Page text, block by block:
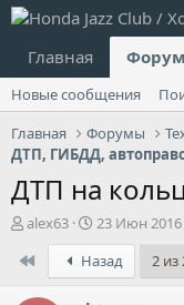
Главная
Новые сообщения
Главная
Форумы
ДТП, ГИБДД,
ДТП на
А
т
alex63
Д
а
т
а
23 Июн 2016
Назад 2 из